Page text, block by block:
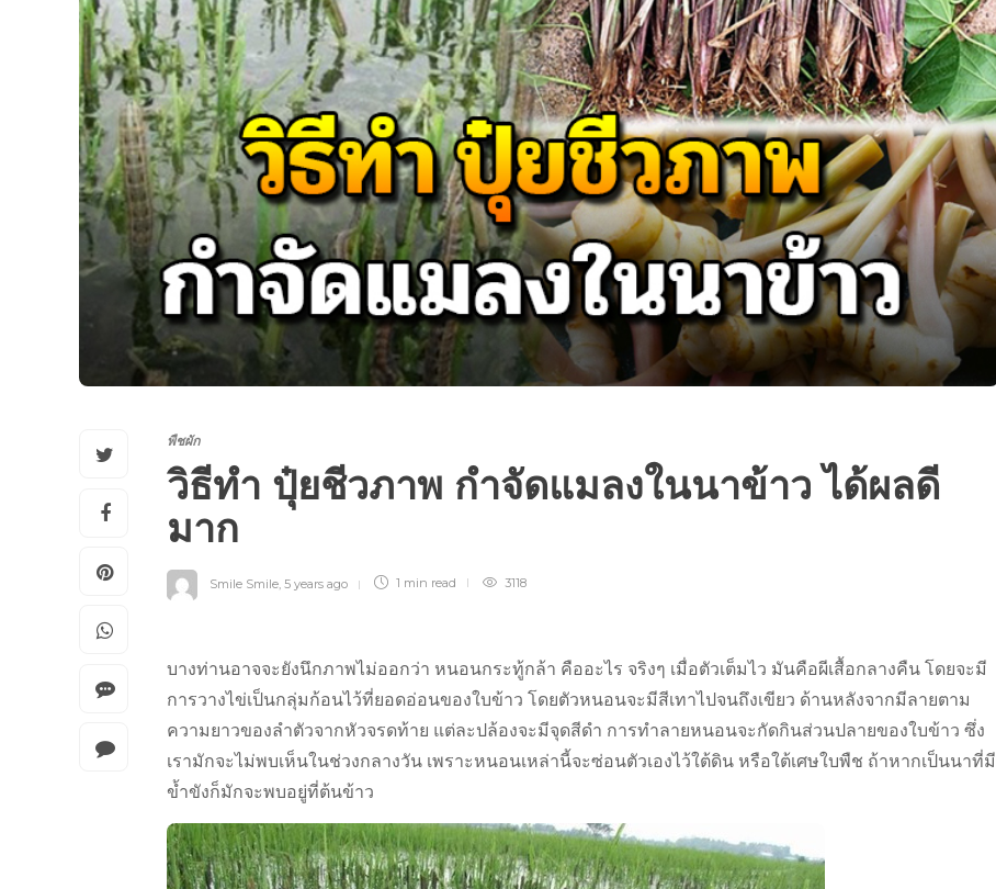
พืชผัก
วิธีทำ ปุ๋ยชีวภาพ กำจัดแมลงในนาข้าว ได้ผลดี
มาก
Smile Smile 5 years ago 1 min read 3118
บางท่านอาจจะยังนึกภาพไม่ออกว่า หนอนกระทู้กล้า คืออะไร จริงๆ เมื่อตัวเต็มไว มันคือผีเสื้อกลางคืน โดยจะมี
การวางไข่เป็นกลุ่มก้อนไว้ที่ยอดอ่อนของใบข้าว โดยตัวหนอนจะมีสีเทาไปจนถึงเขียว ด้านหลังจากมีลายตาม
ความยาวของลำตัวจากหัวจรดท้าย แต่ละปล้องจะมีจุดสีดำ การทำลายหนอนจะกัดกินส่วนปลายของใบข้าว ซึ่ง
เรามักจะไม่พบเห็นในช่วงกลางวัน เพราะหนอนเหล่านี้จะซ่อนตัวเองไว้ใต้ดิน หรือใต้เศษใบพืช ถ้าหากเป็นนาที่มี
ข้ำขังก็มักจะพบอยู่ที่ต้นข้าว